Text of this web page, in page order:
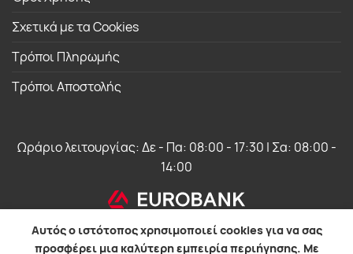
Σχετικά με τα Cookies
Τρόποι Πληρωμής
Τρόποι Αποστολής
Ωράριο λειτουργίας: Δε - Πα: 08:00 - 17:30 | Σα: 08:00 -
14:00
Αυτός ο ιστότοπος χρησιμοποιεί cookies για να σας
προσφέρει μια καλύτερη εμπειρία περιήγησης. Με